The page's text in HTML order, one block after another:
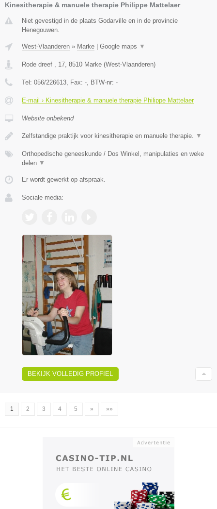
Kinesitherapie & manuele therapie Philippe Mattelaer
Niet gevestigd in de plaats Godarville en in de provincie
Henegouwen.
West-Vlaanderen » Marke | Google maps ▼
Rode dreef , 17 8510 Marke (West-Vlaanderen)
Tel: 056/226613 , Fax: - , BTW-nr: -
E-mail › Kinesitherapie & manuele therapie Philippe Mattelaer
Website onbekend
Zelfstandige praktijk voor kinesitherapie en manuele therapie. ▼
Orthopedische geneeskunde / Dos Winkel, manipulaties en weke
delen ▼
Er wordt gewerkt op afspraak.
Sociale media:
BEKIJK VOLLEDIG PROFIEL
1 2 3 4 5 » »»